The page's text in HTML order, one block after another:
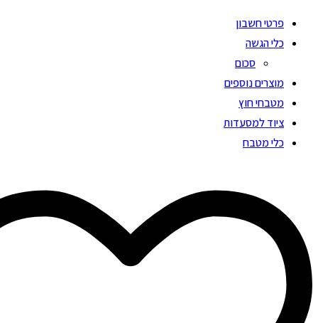
פרטי חשבון
כלי הגשה
סכום
מוצרים נוספים
מטבחי חוץ
ציוד למסעדות
כלי מטבח